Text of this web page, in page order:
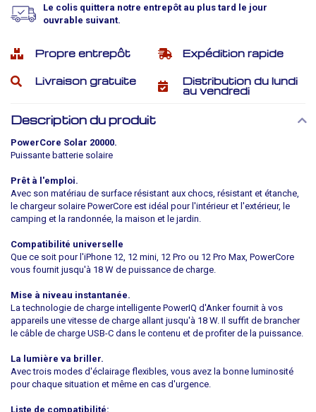
Le colis quittera notre entrepôt au plus tard le jour
ouvrable suivant.
Propre entrepôt Expédition rapide
Livraison gratuite Distribution du lundi
au vendredi
Description du produit
PowerCore Solar 20000.
Puissante batterie solaire
Prêt à l'emploi.
Avec son matériau de surface résistant aux chocs, résistant et étanche,
le chargeur solaire PowerCore est idéal pour l'intérieur et l'extérieur, le
camping et la randonnée, la maison et le jardin.
Compatibilité universelle
Que ce soit pour l'iPhone 12, 12 mini, 12 Pro ou 12 Pro Max, PowerCore
vous fournit jusqu'à 18 W de puissance de charge.
Mise à niveau instantanée.
La technologie de charge intelligente PowerIQ d'Anker fournit à vos
appareils une vitesse de charge allant jusqu'à 18 W. Il suffit de brancher
le câble de charge USB-C dans le contenu et de profiter de la puissance.
La lumière va briller.
Avec trois modes d'éclairage flexibles, vous avez la bonne luminosité
pour chaque situation et même en cas d'urgence.
Liste de compatibilité: